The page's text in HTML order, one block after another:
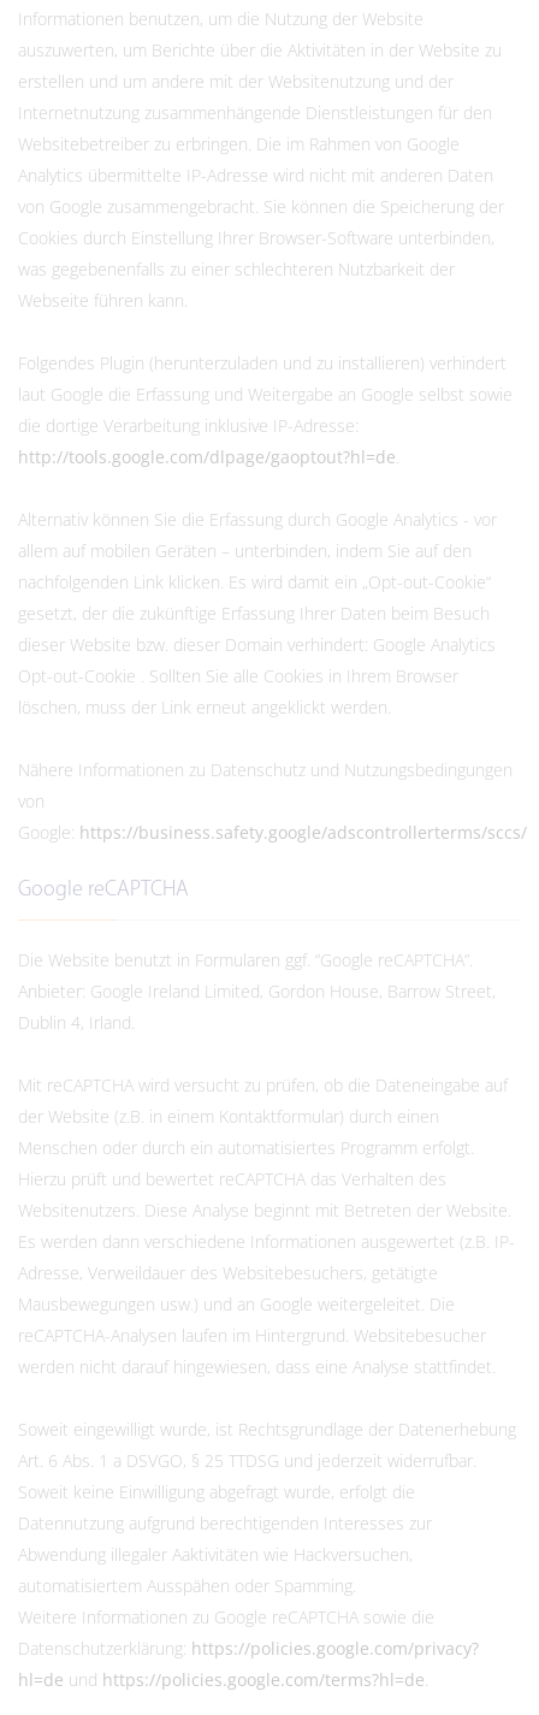
Informationen benutzen, um die Nutzung der Website
auszuwerten, um Berichte über die Aktivitäten in der Website zu
erstellen und um andere mit der Websitenutzung und der
Internetnutzung zusammenhängende Dienstleistungen für den
Websitebetreiber zu erbringen. Die im Rahmen von Google
Analytics übermittelte IP-Adresse wird nicht mit anderen Daten
von Google zusammengebracht. Sie können die Speicherung der
Cookies durch Einstellung Ihrer Browser-Software unterbinden,
was gegebenenfalls zu einer schlechteren Nutzbarkeit der
Webseite führen kann.
Folgendes Plugin (herunterzuladen und zu installieren) verhindert
laut Google die Erfassung und Weitergabe an Google selbst sowie
die dortige Verarbeitung inklusive IP-Adresse:
http://tools.google.com/dlpage/gaoptout?hl=de.
Alternativ können Sie die Erfassung durch Google Analytics - vor
allem auf mobilen Geräten – unterbinden, indem Sie auf den
nachfolgenden Link klicken. Es wird damit ein „Opt-out-Cookie“
gesetzt, der die zukünftige Erfassung Ihrer Daten beim Besuch
dieser Website bzw. dieser Domain verhindert: Google Analytics
Opt-out-Cookie . Sollten Sie alle Cookies in Ihrem Browser
löschen, muss der Link erneut angeklickt werden.
Nähere Informationen zu Datenschutz und Nutzungsbedingungen
von
Google: https://business.safety.google/adscontrollerterms/sccs/
Google reCAPTCHA
Die Website benutzt in Formularen ggf. “Google reCAPTCHA”.
Anbieter: Google Ireland Limited, Gordon House, Barrow Street,
Dublin 4, Irland.
Mit reCAPTCHA wird versucht zu prüfen, ob die Dateneingabe auf
der Website (z.B. in einem Kontaktformular) durch einen
Menschen oder durch ein automatisiertes Programm erfolgt.
Hierzu prüft und bewertet reCAPTCHA das Verhalten des
Websitenutzers. Diese Analyse beginnt mit Betreten der Website.
Es werden dann verschiedene Informationen ausgewertet (z.B. IP-
Adresse, Verweildauer des Websitebesuchers, getätigte
Mausbewegungen usw.) und an Google weitergeleitet. Die
reCAPTCHA-Analysen laufen im Hintergrund. Websitebesucher
werden nicht darauf hingewiesen, dass eine Analyse stattfindet.
Soweit eingewilligt wurde, ist Rechtsgrundlage der Datenerhebung
Art. 6 Abs. 1 a DSVGO, § 25 TTDSG und jederzeit widerrufbar.
Soweit keine Einwilligung abgefragt wurde, erfolgt die
Datennutzung aufgrund berechtigenden Interesses zur
Abwendung illegaler Aaktivitäten wie Hackversuchen,
automatisiertem Ausspähen oder Spamming.
Weitere Informationen zu Google reCAPTCHA sowie die
Datenschutzerklärung: https://policies.google.com/privacy?
hl=de und https://policies.google.com/terms?hl=de.